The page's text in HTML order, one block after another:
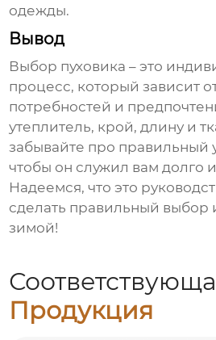
одежды.
Вывод
Выбор пуховика – это
процесс, который зависит
потребностей и
утеплитель, крой, длину и
забывайте про правильный
чтобы он служил вам долго
Надеемся, что это
сделать правильный выбор
зимой!
Продукция